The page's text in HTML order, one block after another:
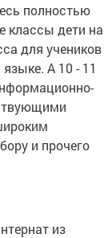
полностью
классы дети на
для учеников
А 10 - 11
и прочего
из